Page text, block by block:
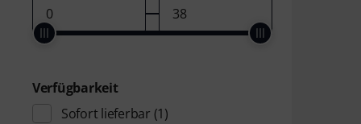
Verfügbarkeit
Sofort lieferbar (1)